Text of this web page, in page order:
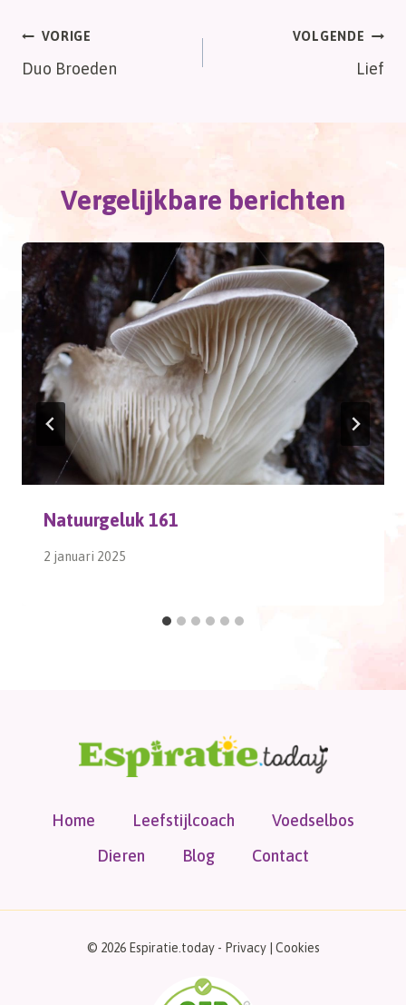
Bericht
navigatie
VORIGE
Duo Broeden
VOLGENDE
Lief
Vergelijkbare berichten
Natuurgeluk 161
2 januari 2025
Home Leefstijlcoach
Voedselbos
Dieren
Blog Contact
© 2026 Espiratie.today - Privacy| Cookies